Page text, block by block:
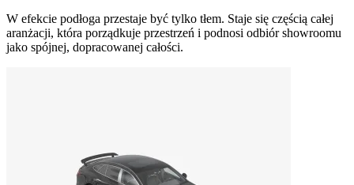
W efekcie podłoga przestaje być tylko tłem. Staje się częścią całej
aranżacji, która porządkuje przestrzeń i podnosi odbiór showroomu
jako spójnej, dopracowanej całości.